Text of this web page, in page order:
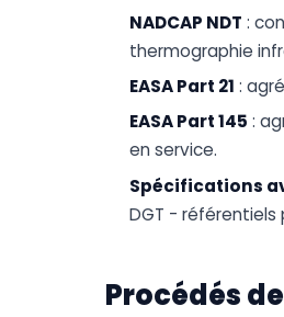
NADCAP NDT :
thermographie
EASA Part 21 :
EASA Part 145 :
en service.
Spécifications
DGT -
Procédés